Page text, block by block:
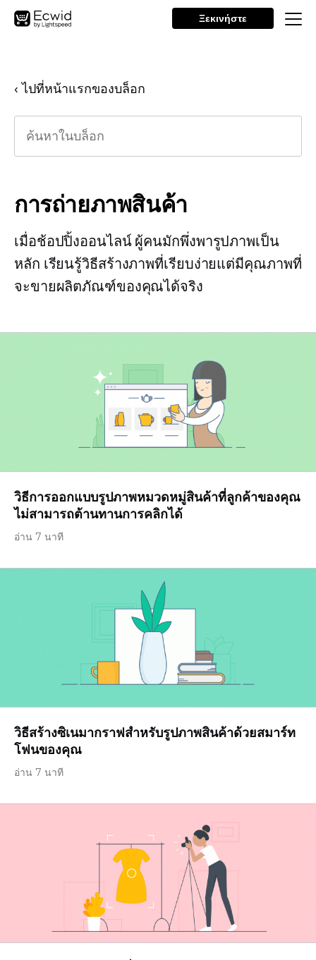
Ξεκινήστε
‹ ไปที่หน้าแรกของบล็อก
การถ่ายภาพสินค้า
เมื่อช้อปปิ้งออนไลน์ ผู้คนมักพึ่งพารูปภาพเป็น
หลัก เรียนรู้วิธีสร้างภาพที่เรียบง่ายแต่มีคุณภาพที่
จะขายผลิตภัณฑ์ของคุณได้จริง
วิธีการออกแบบรูปภาพหมวดหมู่สินค้าที่ลูกค้าของคุณ
ไม่สามารถต้านทานการคลิกได้
อ่าน 7 นาที
วิธีสร้างซิเนมากราฟสำหรับรูปภาพสินค้าด้วยสมาร์ท
โฟนของคุณ
อ่าน 7 นาที